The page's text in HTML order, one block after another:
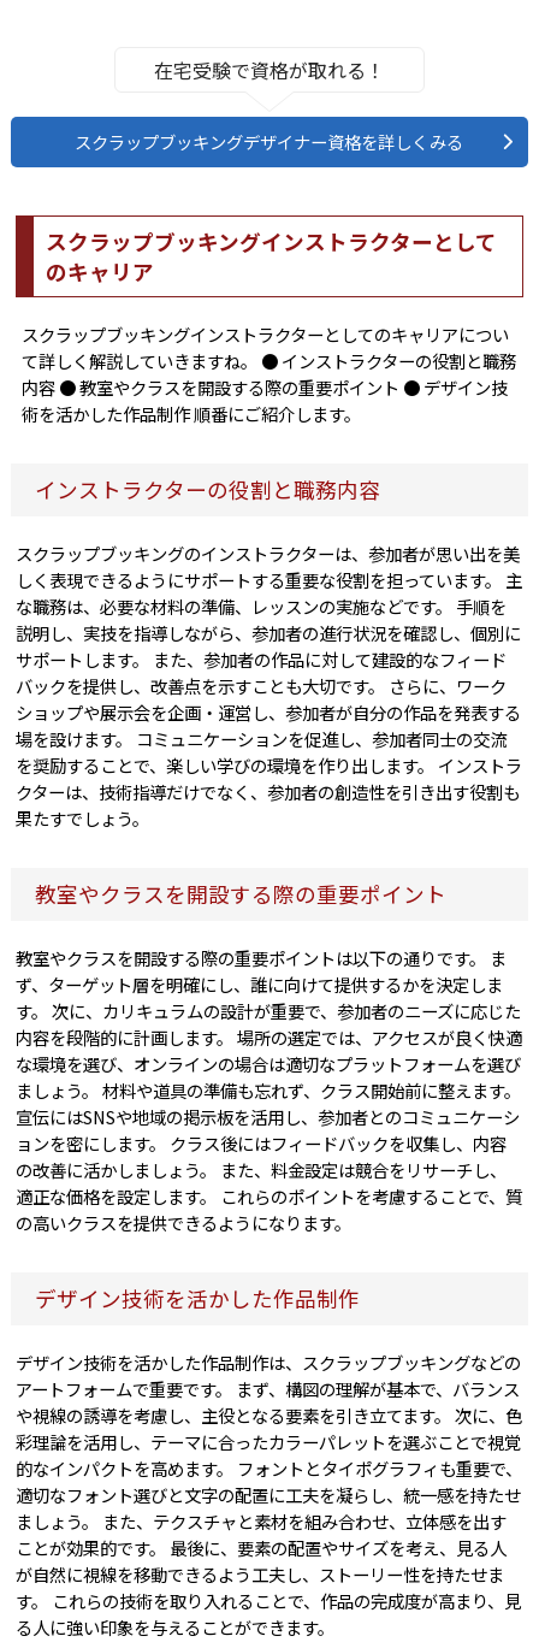
在宅受験で資格が取れる！
スクラップブッキングデザイナー資格を詳しくみる
スクラップブッキングインストラクターとして
のキャリア
スクラップブッキングインストラクターとしてのキャリアについ
て詳しく解説していきますね。 ● インストラクターの役割と職務
内容 ● 教室やクラスを開設する際の重要ポイント ● デザイン技
術を活かした作品制作 順番にご紹介します。
インストラクターの役割と職務内容
スクラップブッキングのインストラクターは、参加者が思い出を美
しく表現できるようにサポートする重要な役割を担っています。 主
な職務は、必要な材料の準備、レッスンの実施などです。 手順を
説明し、実技を指導しながら、参加者の進行状況を確認し、個別に
サポートします。 また、参加者の作品に対して建設的なフィード
バックを提供し、改善点を示すことも大切です。 さらに、ワーク
ショップや展示会を企画・運営し、参加者が自分の作品を発表する
場を設けます。 コミュニケーションを促進し、参加者同士の交流
を奨励することで、楽しい学びの環境を作り出します。 インストラ
クターは、技術指導だけでなく、参加者の創造性を引き出す役割も
果たすでしょう。
教室やクラスを開設する際の重要ポイント
教室やクラスを開設する際の重要ポイントは以下の通りです。 ま
ず、ターゲット層を明確にし、誰に向けて提供するかを決定しま
す。 次に、カリキュラムの設計が重要で、参加者のニーズに応じた
内容を段階的に計画します。 場所の選定では、アクセスが良く快適
な環境を選び、オンラインの場合は適切なプラットフォームを選び
ましょう。 材料や道具の準備も忘れず、クラス開始前に整えます。
宣伝にはSNSや地域の掲示板を活用し、参加者とのコミュニケーシ
ョンを密にします。 クラス後にはフィードバックを収集し、内容
の改善に活かしましょう。 また、料金設定は競合をリサーチし、
適正な価格を設定します。 これらのポイントを考慮することで、質
の高いクラスを提供できるようになります。
デザイン技術を活かした作品制作
デザイン技術を活かした作品制作は、スクラップブッキングなどの
アートフォームで重要です。 まず、構図の理解が基本で、バランス
や視線の誘導を考慮し、主役となる要素を引き立てます。 次に、色
彩理論を活用し、テーマに合ったカラーパレットを選ぶことで視覚
的なインパクトを高めます。 フォントとタイポグラフィも重要で、
適切なフォント選びと文字の配置に工夫を凝らし、統一感を持たせ
ましょう。 また、テクスチャと素材を組み合わせ、立体感を出す
ことが効果的です。 最後に、要素の配置やサイズを考え、見る人
が自然に視線を移動できるよう工夫し、ストーリー性を持たせま
す。 これらの技術を取り入れることで、作品の完成度が高まり、見
る人に強い印象を与えることができます。